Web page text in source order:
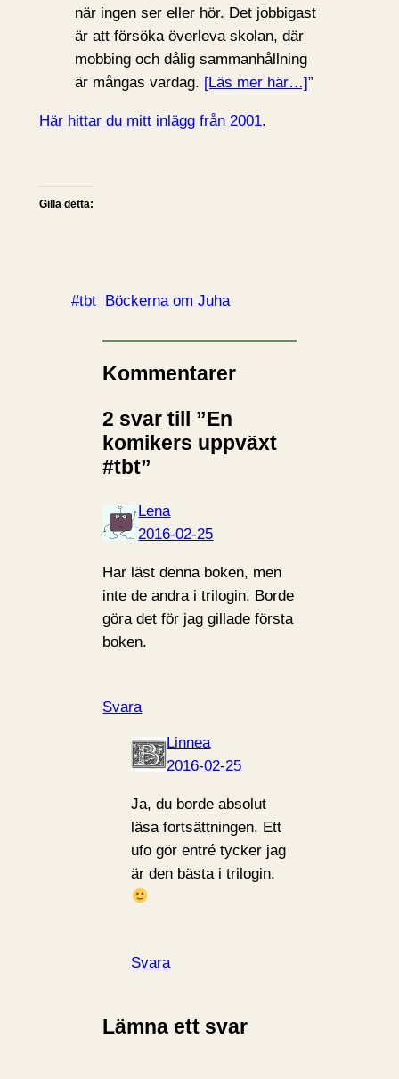
när ingen ser eller hör. Det jobbigast
är att försöka överleva skolan, där
mobbing och dålig sammanhållning
är mångas vardag. [Läs mer här…]”
Här hittar du mitt inlägg från 2001.
Gilla detta:
#tbt Böckerna om Juha
Kommentarer
2 svar till ”En
komikers uppväxt
#tbt”
Lena
2016-02-25
Har läst denna boken, men
inte de andra i trilogin. Borde
göra det för jag gillade första
boken.
Svara
Linnea
2016-02-25
Ja, du borde absolut
läsa fortsättningen. Ett
ufo gör entré tycker jag
är den bästa i trilogin.
Svara
Lämna ett svar